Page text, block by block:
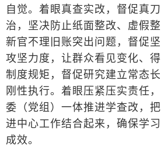
自觉。着眼真查实改，督促真
治，坚决防止纸面整改、虚假
新官不理旧账突出问题，督促
攻坚力度，让群众看见变化、
制度规矩，督促研究建立常态
刚性执行。着眼压紧压实责任
委（党组）一体推进学查改，
进中心工作结合起来，确保学
成效。